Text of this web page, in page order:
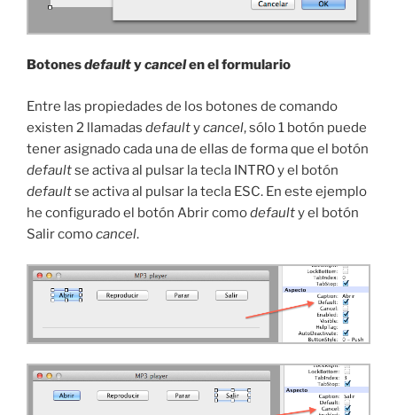
Botonesdefaultycancelen el formulario
Entre las propiedades de los botones de comando
existen 2 llamadas defaultycancel, sólo 1 botón puede
tener asignado cada una de ellas de forma que el botón
defaultse activa al pulsar la tecla INTRO y el botón
defaultse activa al pulsar la tecla ESC. En este ejemplo
he configurado el botón Abrir comodefaulty el botón
Salir comocancel.